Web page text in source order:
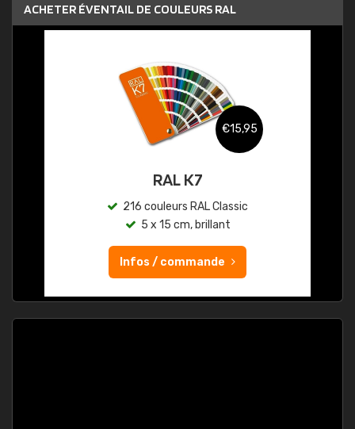
ACHETER ÉVENTAIL DE COULEURS RAL
€15,95
RAL K7
216 couleurs RAL Classic
5 x 15 cm, brillant
Infos / commande